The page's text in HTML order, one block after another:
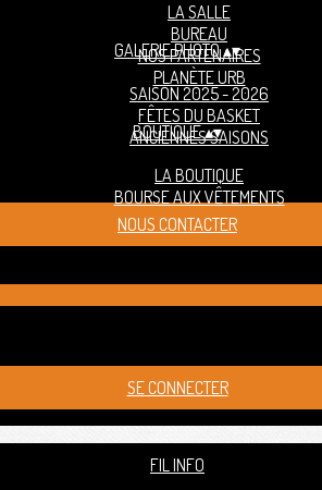
LA SALLE
BUREAU
NOS PARTENAIRES
PLANÈTE URB
GALERIE PHOTO▴▾
SAISON 2025 - 2026
FÊTES DU BASKET
ANCIENNES SAISONS
BOUTIQUE▴▾
LA BOUTIQUE
BOURSE AUX VÊTEMENTS
NOUS CONTACTER
SE CONNECTER
FIL INFO